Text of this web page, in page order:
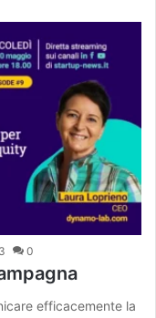
0
efficacemente la